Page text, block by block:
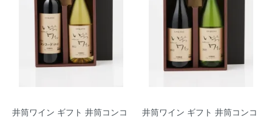
井筒ワイン ギフト 井筒コンコ
井筒ワイン ギフト 井筒コンコ